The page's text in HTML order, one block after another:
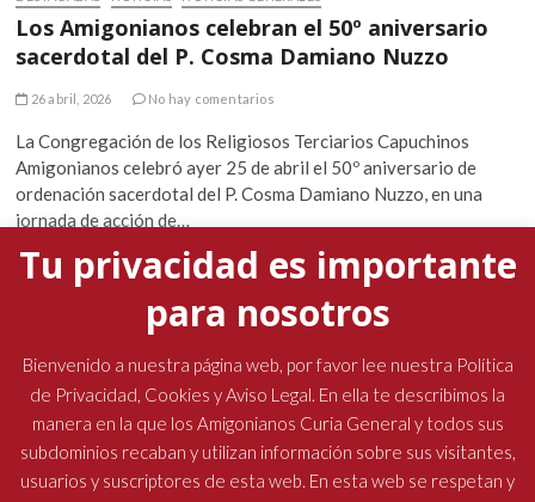
Los Amigonianos celebran el 50º aniversario
sacerdotal del P. Cosma Damiano Nuzzo
26 abril, 2026 No hay comentarios
La Congregación de los Religiosos Terciarios Capuchinos
Amigonianos celebró ayer 25 de abril el 50º aniversario de
ordenación sacerdotal del P. Cosma Damiano Nuzzo, en una
jornada de acción de…
La presencia del padre general marcó la Semana
Santa en las comunidades amigonianas
19 abril, 2026 No hay comentarios
Tu privacidad es importante
para nosotros
Bienvenido a nuestra página web, por favor lee nuestra Política
de Privacidad, Cookies y Aviso Legal. En ella te describimos la
manera en la que los Amigonianos Curia General y todos sus
subdominios recaban y utilizan información sobre sus visitantes,
usuarios y suscriptores de esta web. En esta web se respetan y